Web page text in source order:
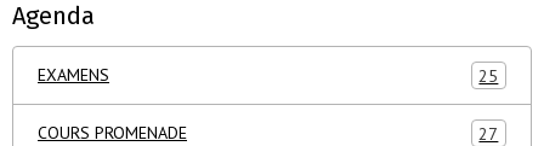
Agenda
EXAMENS 25
COURS PROMENADE 27